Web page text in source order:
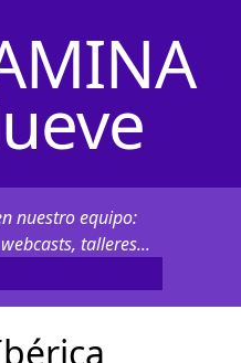
nuestro equipo:
talleres...